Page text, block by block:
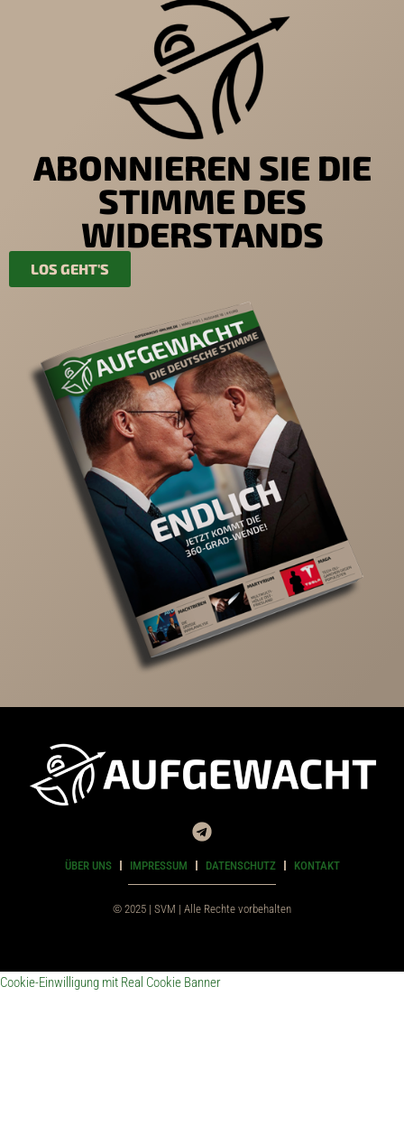
ABONNIEREN SIE DIE
STIMME DES
WIDERSTANDS
LOS GEHT'S
ÜBER UNS IMPRESSUM DATENSCHUTZ KONTAKT
© 2025 | SVM | Alle Rechte vorbehalten
Cookie-Einwilligung mit Real Cookie Banner